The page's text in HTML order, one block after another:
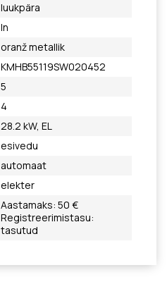
luukpära
In
oranž metallik
KMHB55119SW020452
5
4
28.2 kW, EL
esivedu
automaat
elekter
Aastamaks: 50 €
Registreerimistasu:
tasutud